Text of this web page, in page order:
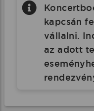
kapcsán
vállalni.
az adott